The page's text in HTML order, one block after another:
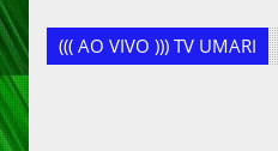
((( AO VIVO ))) TV UMARI